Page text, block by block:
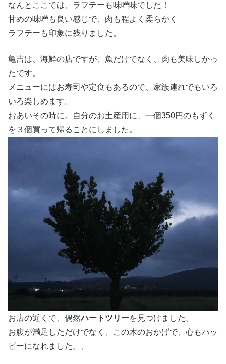
なんとここでは、ラフテーも味噌味でした！
甘めの味噌も良い感じで、肉も程よく柔らかく
ラフテーも印象に残りました。
亀吉は、海鮮の店ですが、魚だけでなく、肉も美味しかっ
たです。
メニューにはお寿司や定食もあるので、家族連れでもいろ
いろ楽しめます。
おあいその時に。自分のお土産用に、一個350円のもずく
を３個買って帰ることにしました。
お店の近くで、偶然ハートツリーを見つけました。
お腹が満足しただけでなく、この木のおかげで、心もハッ
ピーになれました。、